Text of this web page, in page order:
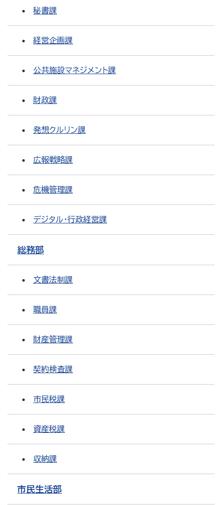
秘書課
経営企画課
公共施設マネジメント課
財政課
発想クルリン課
広報戦略課
危機管理課
デジタル・行政経営課
総務部
文書法制課
職員課
財産管理課
契約検査課
市民税課
資産税課
収納課
市民生活部